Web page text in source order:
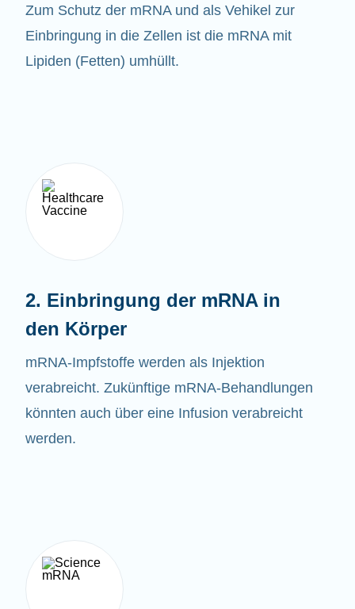
Zum Schutz der mRNA und als Vehikel zur
Einbringung in die Zellen ist die mRNA mit
Lipiden (Fetten) umhüllt.
2. Einbringung der mRNA in
den Körper
mRNA-Impfstoffe werden als Injektion
verabreicht. Zukünftige mRNA-Behandlungen
könnten auch über eine Infusion verabreicht
werden.